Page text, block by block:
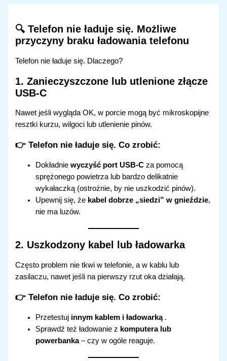
treści🔍 Telefon nie ładuje się. Możliwe
przyczyny braku ładowania telefonu
Telefon nie ładuje się. Dlaczego?
1.Zanieczyszczone lub utlenione złącze
USB-C
Nawet jeśli wygląda OK, w porcie mogą być mikroskopijne
resztki kurzu, wilgoci lub utlenienie pinów.
👉 Telefon nie ładuje się.Co zrobić:
Dokładniewyczyść port USB-C za pomocą
sprężonego powietrza lub bardzo delikatnie
wykałaczką (ostrożnie, by nie uszkodzić pinów).
Upewnij się, że kabel dobrze „siedzi” w gnieździe,
nie ma luzów.
2. Uszkodzony kabel lub ładowarka
Często problem nie tkwi w telefonie, a w kablu lub
zasilaczu, nawet jeśli na pierwszy rzut oka działają.
👉 Telefon nie ładuje się.Co zrobić:
Przetestuj innym kablem i ładowarką .
Sprawdź też ładowanie z komputera lub
powerbanka– czy w ogóle reaguje.